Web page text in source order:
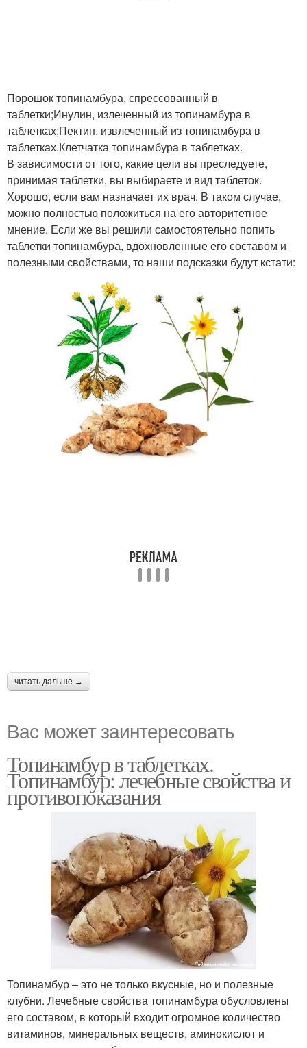
Порошок топинамбура, спрессованный в
таблетки;Инулин, излеченный из топинамбура в
таблетках;Пектин, извлеченный из топинамбура в
таблетках.Клетчатка топинамбура в таблетках.
В зависимости от того, какие цели вы преследуете,
принимая таблетки, вы выбираете и вид таблеток.
Хорошо, если вам назначает их врач. В таком случае,
можно полностью положиться на его авторитетное
мнение. Если же вы решили самостоятельно попить
таблетки топинамбура, вдохновленные его составом и
полезными свойствами, то наши подсказки будут кстати:
читать дальше →
Вас может заинтересовать
Топинамбур в таблетках.
Топинамбур: лечебные свойства и
противопоказания
Топинамбур – это не только вкусные, но и полезные
клубни. Лечебные свойства топинамбура обусловлены
его составом, в который входит огромное количество
витаминов, минеральных веществ, аминокислот и